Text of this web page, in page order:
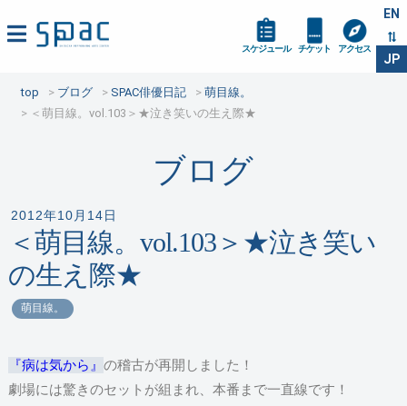
EN
JP
スケジュール チケット アクセス
top ブログ SPAC俳優日記
萌目線。
＜萌目線。vol.103＞★泣き笑いの生え際★
ブログ
2012年10月14日
＜萌目線。vol.103＞★泣き笑い
の生え際★
萌目線。
『病は気から』 の稽古が再開しました！
劇場には驚きのセットが組まれ、本番まで一直線です！